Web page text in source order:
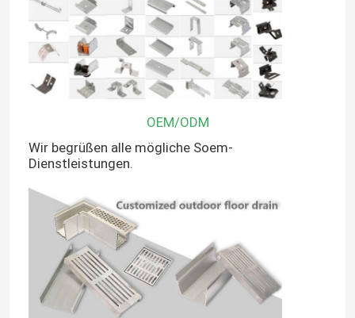
OEM/ODM
Wir begrüßen alle mögliche Soem-
Dienstleistungen.